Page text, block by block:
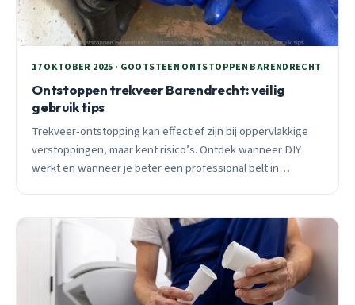
17 OKTOBER 2025 · GOOTSTEEN ONTSTOPPEN BARENDRECHT
Ontstoppen trekveer Barendrecht: veilig
gebruik tips
Trekveer-ontstopping kan effectief zijn bij oppervlakkige
verstoppingen, maar kent risico’s. Ontdek wanneer DIY
werkt en wanneer je beter een professional belt in